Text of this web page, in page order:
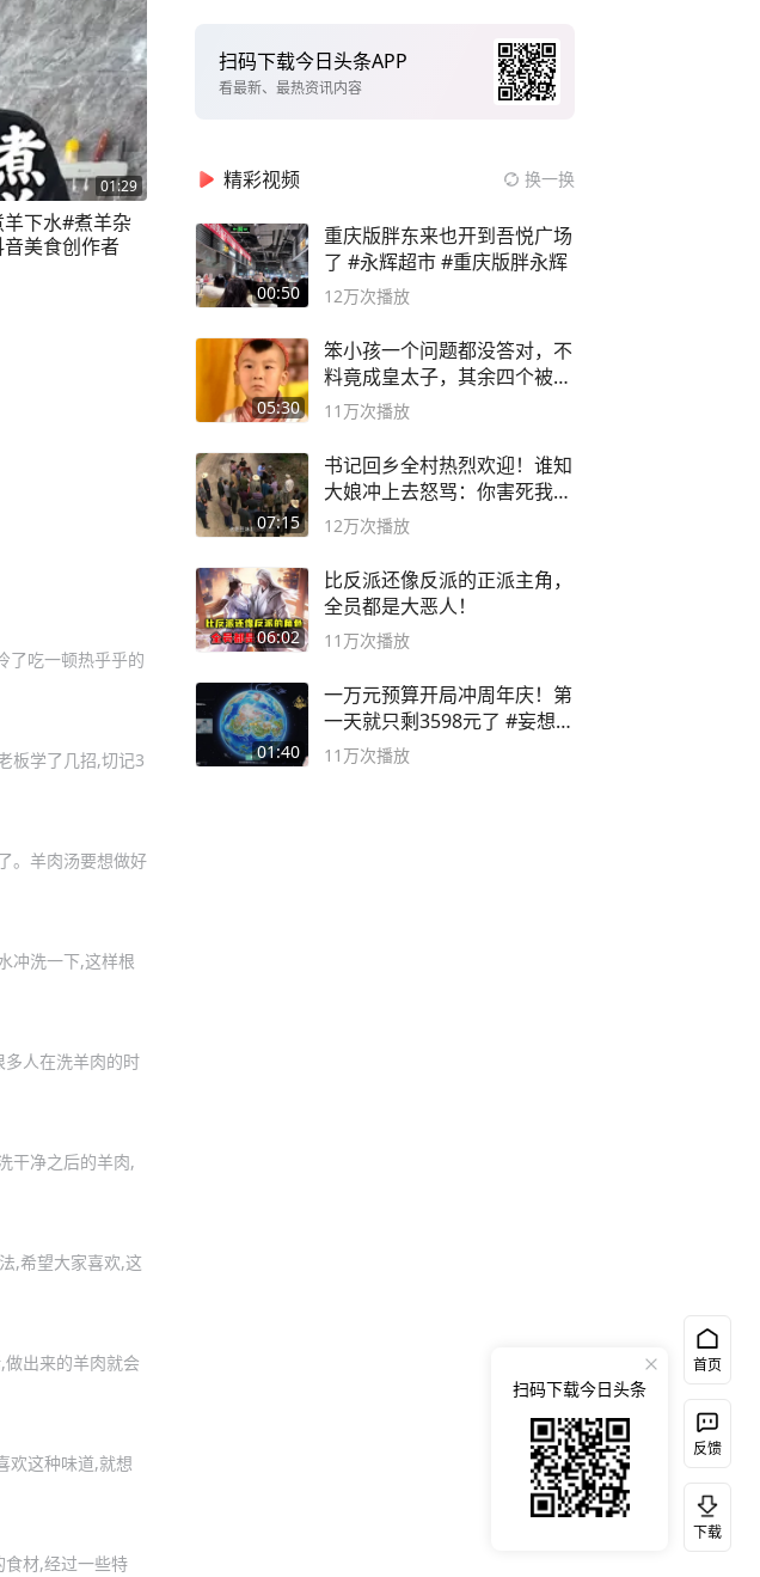
01:29
下水#煮羊杂
美食创作者
了吃一顿热乎乎的
板学了几招,切记3
。羊肉汤要想做好
冲洗一下,这样根
人在洗羊肉的时
干净之后的羊肉,
,希望大家喜欢,这
出来的羊肉就会
欢这种味道,就想
食材,经过一些特
扫码下载今日头条APP
看最新、最热资讯内容
精彩视频 换一换
00:50
重庆版胖东来也开到吾悦广场
了 #永辉超市 #重庆版胖永辉
12万次播放
05:30
笨小孩一个问题都没答对，不
料竟成皇太子，其余四个被处
死
11万次播放
07:15
书记回乡全村热烈欢迎！谁知
大娘冲上去怒骂：你害死我儿
子
12万次播放
06:02
比反派还像反派的正派主角，
全员都是大恶人！
11万次播放
01:40
一万元预算开局冲周年庆！第
一天就只剩3598元了 #妄想山
海
11万次播放
首页
反馈
下载
扫码下载今日头条